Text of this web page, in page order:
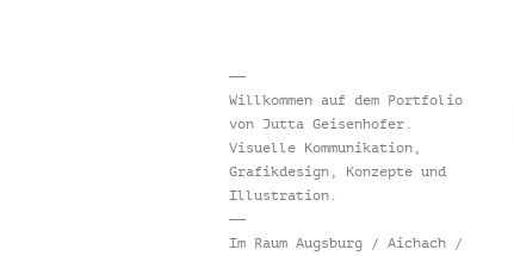
——
Willkommen auf dem Portfolio
von Jutta Geisenhofer.
Visuelle Kommunikation,
Grafikdesign, Konzepte und
Illustration.
——
Im Raum Augsburg / Aichach /